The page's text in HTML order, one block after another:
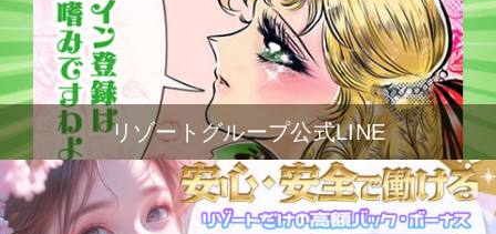
リゾートグループ公式LINE